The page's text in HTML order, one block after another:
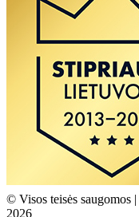
© Visos teisės saugomos |
2026